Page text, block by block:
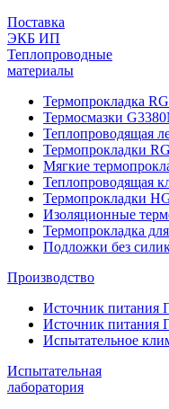
Поставка
ЭКБ ИП
Теплопроводные
материалы
Термопрокладка
Термосмазки
Теплопроводящая
Термопрокладки
Мягкие
Теплопроводящая
Термопрокладки
Изоляционные
Термопрокладка
Подложки без
Производство
Источник питания
Источник питания
Испытательное
Испытательная
лаборатория